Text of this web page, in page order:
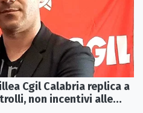
Cgil Calabria replica a
non incentivi alle